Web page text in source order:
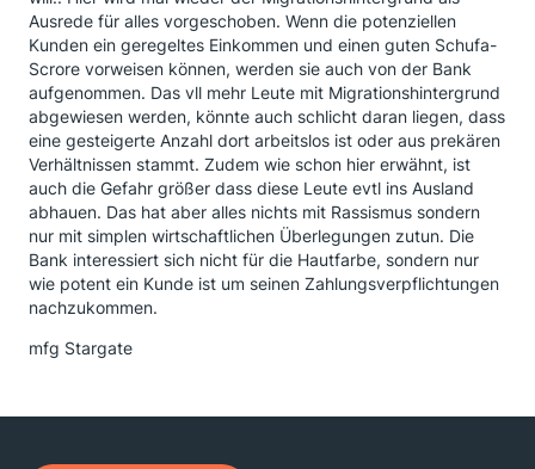
Ausrede für alles vorgeschoben. Wenn die potenziellen
Kunden ein geregeltes Einkommen und einen guten Schufa-
Scrore vorweisen können, werden sie auch von der Bank
aufgenommen. Das vll mehr Leute mit Migrationshintergrund
abgewiesen werden, könnte auch schlicht daran liegen, dass
eine gesteigerte Anzahl dort arbeitslos ist oder aus prekären
Verhältnissen stammt. Zudem wie schon hier erwähnt, ist
auch die Gefahr größer dass diese Leute evtl ins Ausland
abhauen. Das hat aber alles nichts mit Rassismus sondern
nur mit simplen wirtschaftlichen Überlegungen zutun. Die
Bank interessiert sich nicht für die Hautfarbe, sondern nur
wie potent ein Kunde ist um seinen Zahlungsverpflichtungen
nachzukommen.
mfg Stargate